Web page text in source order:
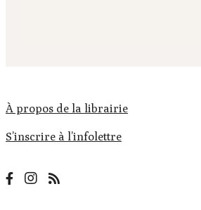
À propos de la librairie
S’inscrire à l’infolettre